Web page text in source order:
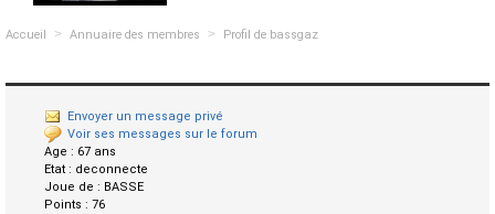
Accueil > Annuaire des membres > Profil de bassgaz
Envoyer un message privé
Voir ses messages sur le forum
Age : 67 ans
Etat : deconnecte
Joue de : BASSE
Points : 76